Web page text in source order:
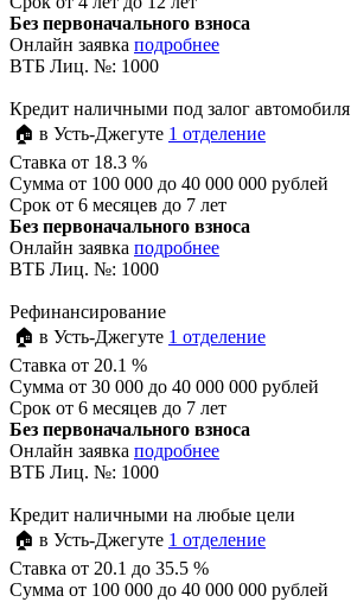
Без первоначального взноса
Онлайн заявка подробнее
ВТБ Лиц. №: 1000
Кредит наличными под залог автомобиля
🏠 в Усть-Джегуте 1 отделение
Ставка от 18.3 %
Сумма от 100 000 до 40 000 000 рублей
Срок от 6 месяцев до 7 лет
Без первоначального взноса
Онлайн заявка подробнее
ВТБ Лиц. №: 1000
Рефинансирование
🏠 в Усть-Джегуте 1 отделение
Ставка от 20.1 %
Сумма от 30 000 до 40 000 000 рублей
Срок от 6 месяцев до 7 лет
Без первоначального взноса
Онлайн заявка подробнее
ВТБ Лиц. №: 1000
Кредит наличными на любые цели
🏠 в Усть-Джегуте 1 отделение
Ставка от 20.1 до 35.5 %
Сумма от 100 000 до 40 000 000 рублей